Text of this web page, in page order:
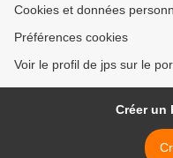
Cookies et données
Préférences cookies
Voir le profil de jps sur le
Créer un